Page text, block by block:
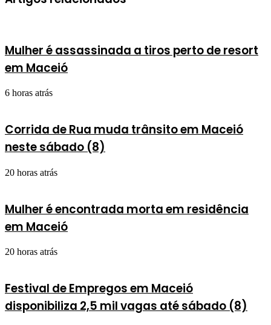
Mulher é assassinada a tiros perto de resort
em Maceió
6 horas atrás
Corrida de Rua muda trânsito em Maceió
neste sábado (8)
20 horas atrás
Mulher é encontrada morta em residência
em Maceió
20 horas atrás
Festival de Empregos em Maceió
disponibiliza 2,5 mil vagas até sábado (8)